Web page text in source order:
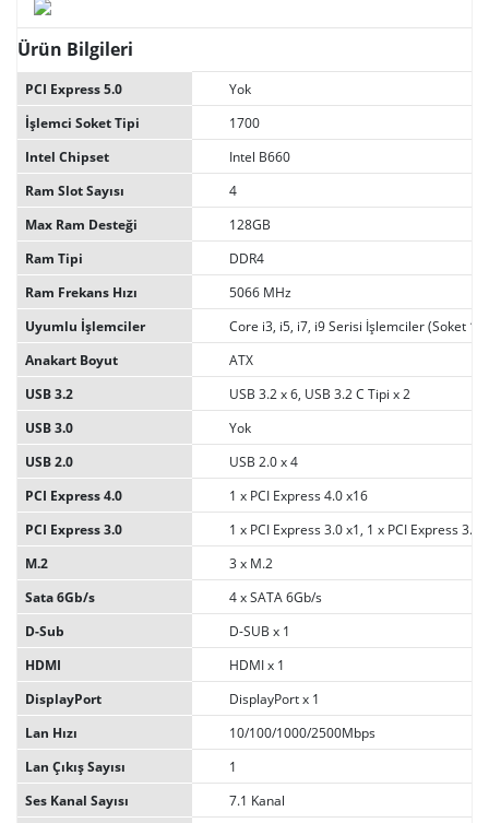
Ürün Bilgileri
PCI Express 5.0
Yok
İşlemci Soket Tipi
1700
Intel Chipset
Intel B660
Ram Slot Sayısı
4
Max Ram Desteği
128GB
Ram Tipi
DDR4
Ram Frekans Hızı
5066 MHz
Uyumlu İşlemciler
Core i3, i5, i7, i9 Serisi İşlemciler (Soket
Anakart Boyut
ATX
USB 3.2
USB 3.2 x 6, USB 3.2 C Tipi x 2
USB 3.0
Yok
USB 2.0
USB 2.0 x 4
PCI Express 4.0
1 x PCI Express 4.0 x16
PCI Express 3.0
1 x PCI Express 3.0 x1, 1 x PCI Express 3.0
M.2
3 x M.2
Sata 6Gb/s
4 x SATA 6Gb/s
D-Sub
D-SUB x 1
HDMI
HDMI x 1
DisplayPort
DisplayPort x 1
Lan Hızı
10/100/1000/2500Mbps
Lan Çıkış Sayısı
1
Ses Kanal Sayısı
7.1 Kanal